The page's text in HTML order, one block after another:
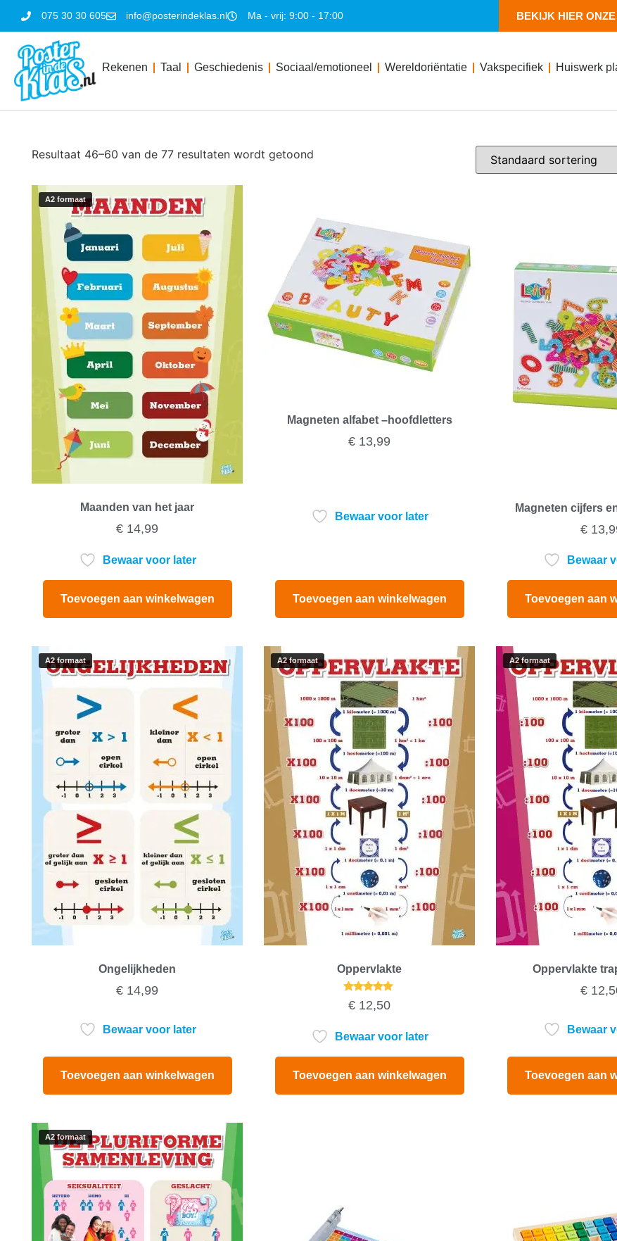
075 30 30 605 info@posterindeklas.nl Ma - vrij: 9:00 - 17:00 BEKIJK HIER
Rekenen Taal Geschiedenis Sociaal/emotioneel Wereldoriëntatie Vakspecifiek Huiswerk
Resultaat 46–60 van de 77 resultaten wordt getoond
A2 formaat
Maanden van het jaar
€ 14,99
Bewaar voor later
Toevoegen aan winkelwagen
Magneten alfabet –hoofdletters
€ 13,99
Bewaar voor later
Toevoegen aan winkelwagen
Magneten cijfers
€
Bewaar
Toevoegen aan
A2 formaat
Ongelijkheden
€ 14,99
Bewaar voor later
Toevoegen aan winkelwagen
A2 formaat
Oppervlakte
Gewaardeerd
5.00
€ 12,50
Bewaar voor later
Toevoegen aan winkelwagen
A2 formaat
Oppervlakte
€
Bewaar
Toevoegen aan
A2 formaat